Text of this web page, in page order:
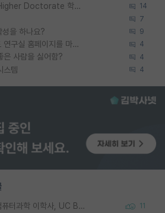
우리나라도 학구 열풍보면 Higher Doctorate 학위가 필요하다고 봅니다. 14
7
성을 하나요? 9
카이스트 교수님들 중에서도 연구실 홈페이지를 마련 안 하신 분들이 계시던데 4
은 사람을 싫어함? 4
스템 4
Korea University 수학, 컴퓨터과학 이학사, UC Berkeley 산업공학 대학원 공학박사가 되는 것은 쉽지 않겠죠? 11